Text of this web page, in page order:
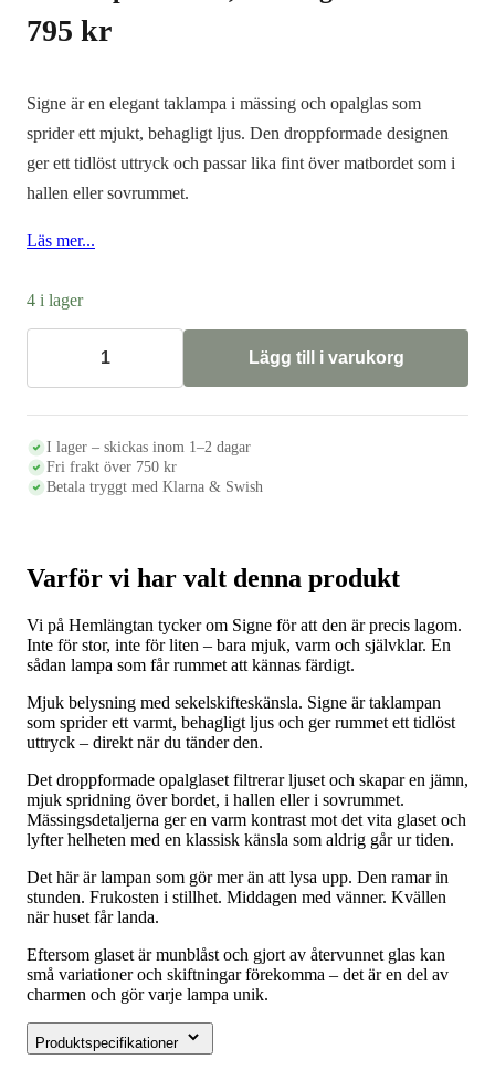
795 kr
Signe är en elegant taklampa i mässing och opalglas som
sprider ett mjukt, behagligt ljus. Den droppformade designen
ger ett tidlöst uttryck och passar lika fint över matbordet som i
hallen eller sovrummet.
Läs mer...
4 i lager
SIGNE,
Lägg till i varukorg
I lager – skickas inom 1–2 dagar
Fri frakt över 750 kr
Betala tryggt med Klarna & Swish
Varför vi har valt denna produkt
Vi på Hemlängtan tycker om Signe för att den är precis lagom.
Inte för stor, inte för liten – bara mjuk, varm och självklar. En
sådan lampa som får rummet att kännas färdigt.
Mjuk belysning med sekelskifteskänsla. Signe är taklampan
som sprider ett varmt, behagligt ljus och ger rummet ett tidlöst
uttryck – direkt när du tänder den.
Det droppformade opalglaset filtrerar ljuset och skapar en jämn,
mjuk spridning över bordet, i hallen eller i sovrummet.
Mässingsdetaljerna ger en varm kontrast mot det vita glaset och
lyfter helheten med en klassisk känsla som aldrig går ur tiden.
Det här är lampan som gör mer än att lysa upp. Den ramar in
stunden. Frukosten i stillhet. Middagen med vänner. Kvällen
när huset får landa.
Eftersom glaset är munblåst och gjort av återvunnet glas kan
små variationer och skiftningar förekomma – det är en del av
charmen och gör varje lampa unik.
Produktspecifikationer